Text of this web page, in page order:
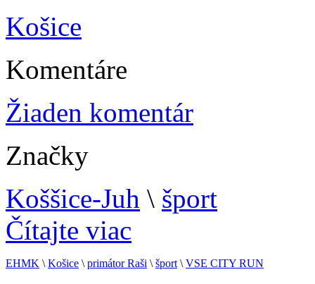
Košice
Komentáre
Žiaden komentár
Značky
Koššice-Juh \ šport
Čítajte viac
EHMK \ Košice \ primátor Raši \ šport \ VSE CITY RUN